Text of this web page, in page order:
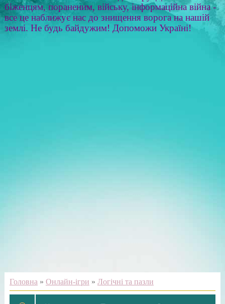
біженцям, пораненим, війську, інформаційна війна -
все це наближує нас до знищення ворога на нашій
землі. Не будь байдужим! Допоможи Україні!
Головна » Онлайн-ігри » Логічні та пазли